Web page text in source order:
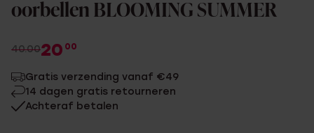
oorbellen BLOOMING SUMMER
40.0020 00
Gratis verzending vanaf €49
14 dagen gratis retourneren
Achteraf betalen